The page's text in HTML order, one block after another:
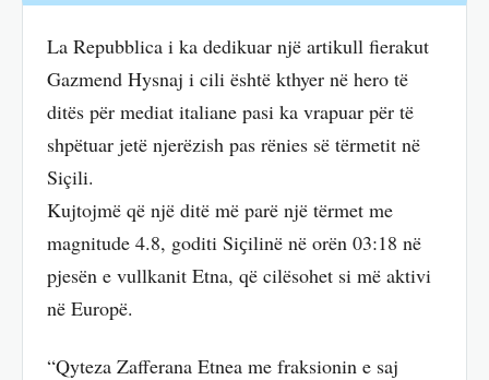
La Repubblica i ka dedikuar një artikull fierakut
Gazmend Hysnaj i cili është kthyer në hero të
ditës për mediat italiane pasi ka vrapuar për të
shpëtuar jetë njerëzish pas rënies së tërmetit në
Siçili.
Kujtojmë që një ditë më parë një tërmet me
magnitude 4.8, goditi Siҫilinë në orën 03:18 në
pjesën e vullkanit Etna, që cilësohet si më aktivi
në Europë.
“Qyteza Zafferana Etnea me fraksionin e saj